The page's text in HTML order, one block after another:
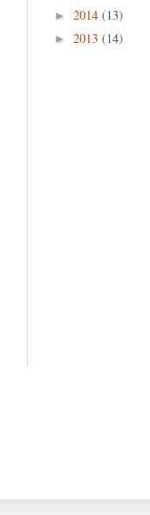
► 2014 (13)
► 2013 (14)